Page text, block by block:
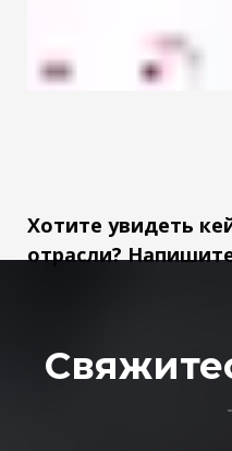
Хотите увидеть
отрасли?